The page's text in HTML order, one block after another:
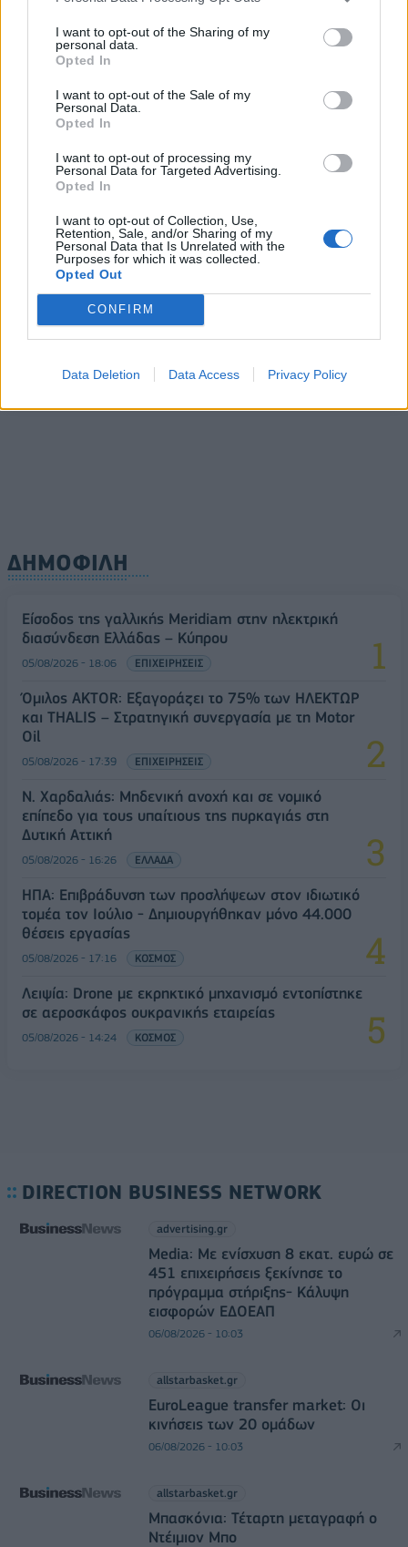
I want to opt-out of the Sharing of my
personal data.
Opted In
I want to opt-out of the Sale of my
Personal Data.
Opted In
I want to opt-out of processing my
Personal Data for Targeted Advertising.
Opted In
I want to opt-out of Collection, Use,
Retention, Sale, and/or Sharing of my
Personal Data that Is Unrelated with the
Purposes for which it was collected.
Opted Out
CONFIRM
Data Deletion Data Access Privacy Policy
Κ. Μητσοτάκης κατά την παρουσίαση του myAGRO:
Σήμερα είναι μια μεγάλη μέρα για τον πρωτογενή
τομέα
06/08/2026 - 11:53 ΠΟΛΙΤΙΚΗ
Β.Σ. Καρούλιας: Τζίρος 98,7 εκατ. ευρώ και αύξηση
alcohol
06/08/2026 - 11:48
ΟΛΘ: Νέα επένδυση σε σύγχρονο εξοπλισμό για την
ενίσχυση της παραγωγικότητας και τη βελτίωση της
εξυπηρέτησης
Novibet: Τριετής χρηματοδοτική συμφωνία με την
Alpha Bank, ψήφος εμπιστοσύνης στην
ΕΠΙΧΕΙΡΗΣΕΙΣ
ΟΛΕΣ ΟΙ ΕΙΔΗΣΕΙΣ
ΔΗΜΟΦΙΛΗ
Είσοδος της γαλλικής Meridiam στην ηλεκτρική
διασύνδεση Ελλάδας – Κύπρου
05/08/2026 - 18:06 ΕΠΙΧΕΙΡΗΣΕΙΣ
Όμιλος AKTOR: Εξαγοράζει το 75% των ΗΛΕΚΤΩΡ
και THALIS – Στρατηγική συνεργασία με τη Motor
Oil
05/08/2026 - 17:39 ΕΠΙΧΕΙΡΗΣΕΙΣ
Ν. Χαρδαλιάς: Μηδενική ανοχή και σε νομικό
επίπεδο για τους υπαίτιους της πυρκαγιάς στη
Δυτική Αττική
05/08/2026 - 16:26 ΕΛΛΑΔΑ
ΗΠΑ: Επιβράδυνση των προσλήψεων στον ιδιωτικό
τομέα τον Ιούλιο - Δημιουργήθηκαν μόνο 44.000
θέσεις εργασίας
05/08/2026 - 17:16 ΚΟΣΜΟΣ
Λειψία: Drone με εκρηκτικό μηχανισμό εντοπίστηκε
σε αεροσκάφος ουκρανικής εταιρείας
05/08/2026 - 14:24 ΚΟΣΜΟΣ
DIRECTION BUSINESS NETWORK
advertising.gr
Media: Με ενίσχυση 8 εκατ. ευρώ σε
451 επιχειρήσεις ξεκίνησε το
πρόγραμμα στήριξης- Κάλυψη
εισφορών ΕΔΟΕΑΠ
06/08/2026 - 10:03
allstarbasket.gr
EuroLeague transfer market: Οι
κινήσεις των 20 ομάδων
06/08/2026 - 10:03
allstarbasket.gr
Μπασκόνια: Τέταρτη μεταγραφή ο
Ντέιμιον Μπο